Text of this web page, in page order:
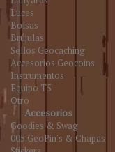
Luces
Bolsas
Brújulas
Sellos Geocaching
Accesorios Geocoins
Instrumentos
Equipo T5
Otro
Accesorios
Goodies & Swag
005.GeoPin's & Chapas